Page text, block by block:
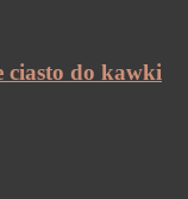
ciasto do kawki